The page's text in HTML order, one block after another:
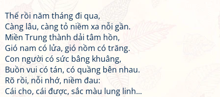
Thế rồi năm tháng đi qua,
Càng lâu, càng tỏ niềm xa nỗi gần.
Miền Trung thành dải tâm hồn,
Gió nam có lửa, gió nồm có trăng.
Con người có sức bâng khuâng,
Buồn vui có tán, có quầng bên nhau.
Rõ rồi, nỗi nhớ, niềm đau:
Cái cho, cái được, sắc màu lung linh...